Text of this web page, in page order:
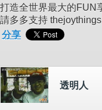
打造全世界最大的FUN
請多多支持
分享
透明人